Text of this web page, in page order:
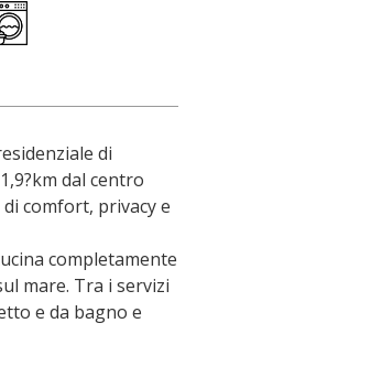
di
dal centro
comfort, privacy e
completamente
mare. Tra i servizi
e da bagno e